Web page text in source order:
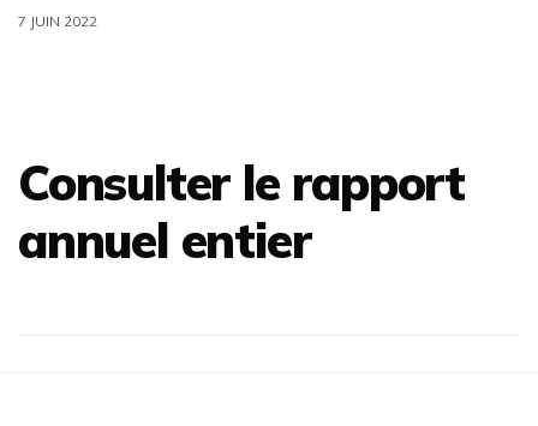
7 JUIN 2022
Consulter le rapport
annuel entier